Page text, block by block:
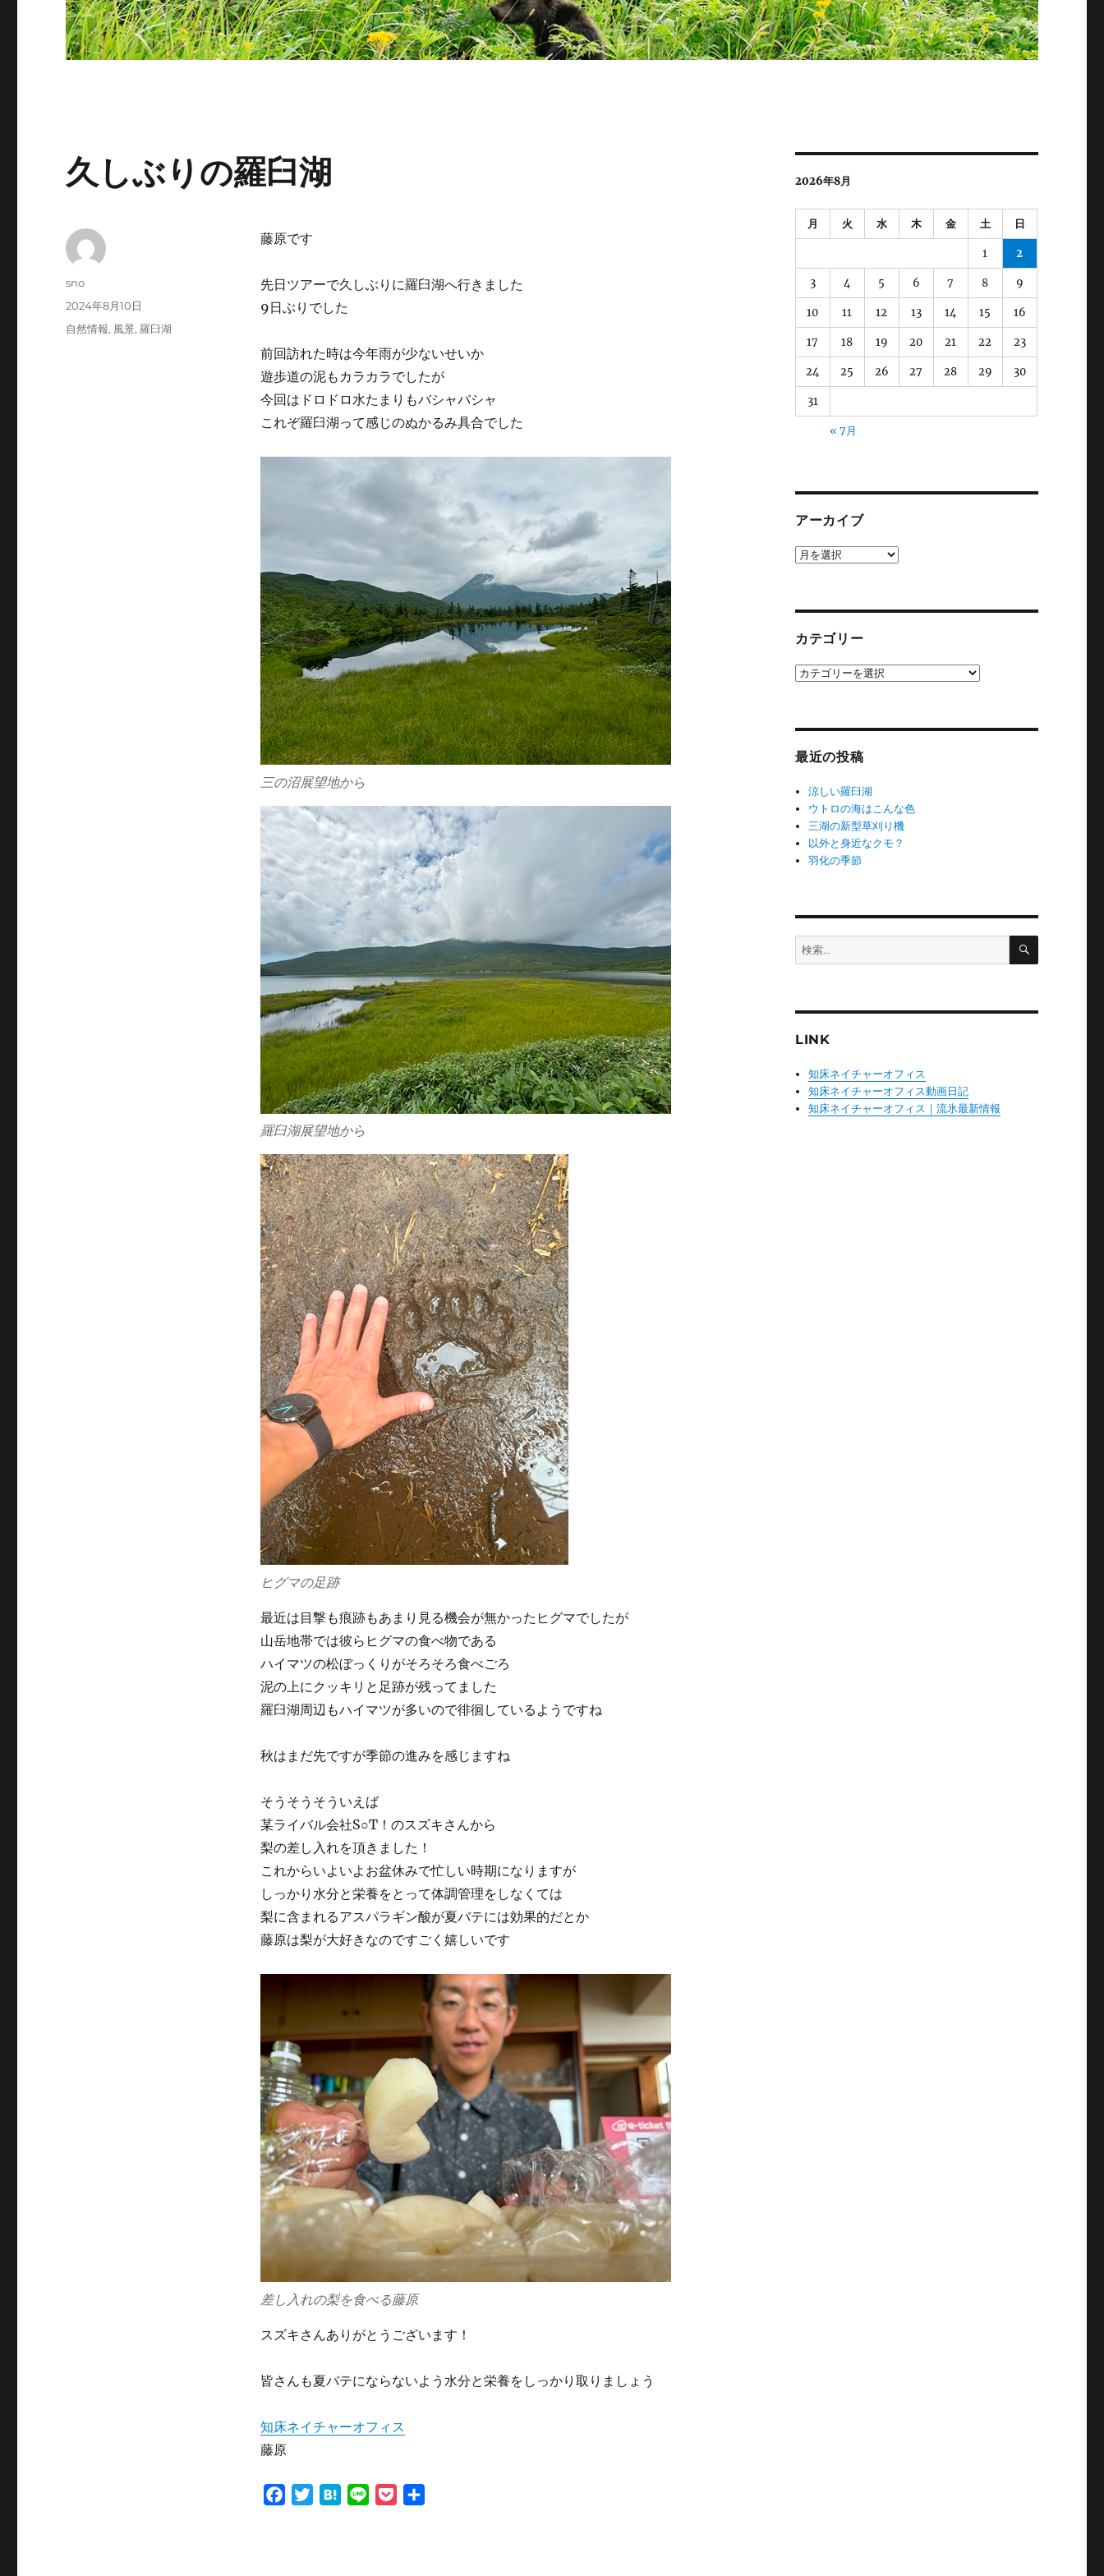
久しぶりの羅臼湖
藤原です
先日ツアーで久しぶりに羅臼湖へ行きました
9日ぶりでした
前回訪れた時は今年雨が少ないせいか
遊歩道の泥もカラカラでしたが
今回はドロドロ水たまりもバシャバシャ
これぞ羅臼湖って感じのぬかるみ具合でした
三の沼展望地から
羅臼湖展望地から
ヒグマの足跡
最近は目撃も痕跡もあまり見る機会が無かったヒグマでしたが
山岳地帯では彼らヒグマの食べ物である
ハイマツの松ぼっくりがそろそろ食べごろ
泥の上にクッキリと足跡が残ってました
羅臼湖周辺もハイマツが多いので徘徊しているようですね
秋はまだ先ですが季節の進みを感じますね
そうそうそういえば
某ライバル会社S○T！のスズキさんから
梨の差し入れを頂きました！
これからいよいよお盆休みで忙しい時期になりますが
しっかり水分と栄養をとって体調管理をしなくては
梨に含まれるアスパラギン酸が夏バテには効果的だとか
藤原は梨が大好きなのですごく嬉しいです
差し入れの梨を食べる藤原
スズキさんありがとうございます！
皆さんも夏バテにならないよう水分と栄養をしっかり取りましょう
知床ネイチャーオフィス
藤原
H
投
sno
投
稿
2024年8月10日
カ
自然情報, 風景,羅臼湖
2026年8月
月 火 水 木 金 土 日
1 2
3 4 5 6 7 8 9
10 11 12 13 14 15 16
17 18 19 20 21 22 23
24 25 26 27 28 29 30
31
« 7月
アーカイブ
ア
カテゴリー
カ
最近の投稿
涼しい羅臼湖
ウトロの海はこんな色
三湖の新型草刈り機
以外と身近なクモ？
羽化の季節
検
索:
検
LINK
知床ネイチャーオフィス
知床ネイチャーオフィス動画日記
知床ネイチャーオフィス｜流氷最新情報